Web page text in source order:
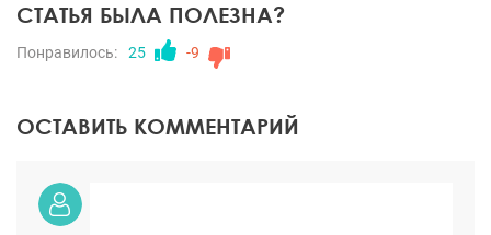
СТАТЬЯ БЫЛА ПОЛЕЗНА?
Понравилось: 25 -9
ОСТАВИТЬ КОММЕНТАРИЙ